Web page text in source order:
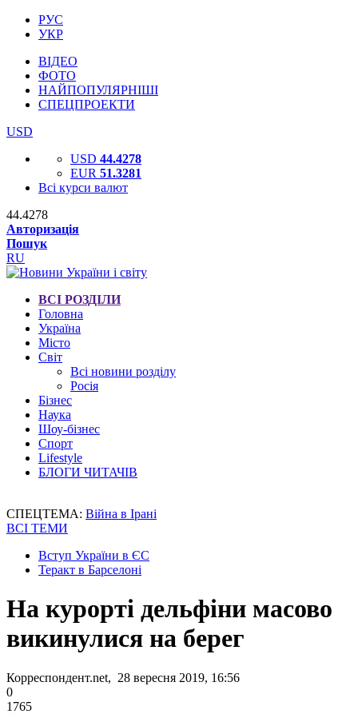
РУС
УКР
ВІДЕО
ФОТО
НАЙПОПУЛЯРНІШІ
СПЕЦПРОЕКТИ
USD
USD 44.4278
EUR 51.3281
Всі курси валют
44.4278
Авторизація
Пошук
RU
ВСІ РОЗДІЛИ
Головна
Україна
Місто
Світ
Всі новини розділу
Росія
Бізнес
Наука
Шоу-бізнес
Спорт
Lifestyle
БЛОГИ ЧИТАЧІВ
СПЕЦТЕМА: Війна в Ірані
ВСІ ТЕМИ
Вступ України в ЄС
Теракт в Барселоні
На курорті дельфіни масово
викинулися на берег
Корреспондент.net, 28 вересня 2019, 16:56
0
1765